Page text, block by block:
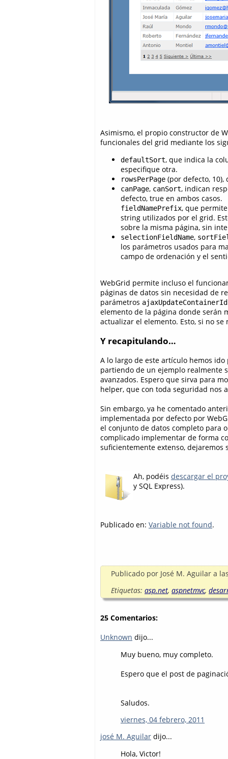
Asimismo, el propio constructor de
funcionales del grid mediante los
defaultSort, que indica la
especifique otra.
rowsPerPage (por defecto,
canPage, canSort, indican
defecto, true en ambos casos.
fieldNamePrefix, que
string utilizados por el grid.
sobre la misma página, sin
selectionFieldName,
los parámetros usados para
campo de ordenación y el
WebGrid permite incluso el
páginas de datos sin necesidad de
parámetros ajaxUpdateContainerId
elemento de la página donde serán
actualizar el elemento. Esto, si no
Y recapitulando…
A lo largo de este artículo hemos
partiendo de un ejemplo realmente
avanzados. Espero que sirva para
helper, que con toda seguridad nos
Sin embargo, ya he comentado
implementada por defecto por
el conjunto de datos completo para
complicado implementar de forma
suficientemente extenso,
Ah, podéis descargar el
y SQL Express).
Publicado en: Variable not found.
Publicado por José M. Aguilar a
Etiquetas: asp.net, aspnetmvc,
25 Comentarios:
Unknown dijo...
Muy bueno, muy completo.
Espero que el post de
Saludos.
viernes, 04 febrero, 2011
josé M. Aguilar dijo...
Hola, Victor!